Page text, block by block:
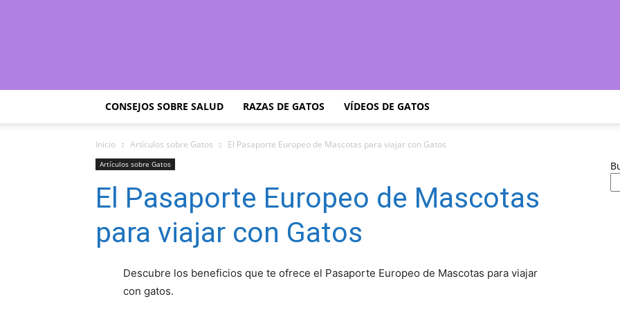
Cuidar
–
CONSEJOS SOBRE SALUD RAZAS DE GATOS VÍDEOS DE GATOS
Inicio Artículos sobre Gatos El Pasaporte Europeo de Mascotas para viajar con Gatos
Artículos sobre Gatos
El Pasaporte Europeo de Mascotas
para viajar con Gatos
Descubre los beneficios que te ofrece el Pasaporte Europeo de Mascotas para viajar
con gatos.